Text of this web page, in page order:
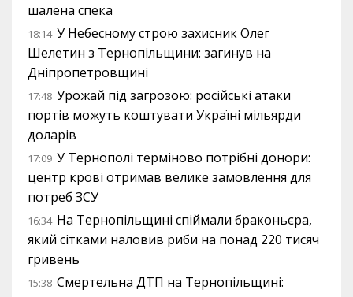
шалена спека
18:14 У Небесному строю захисник Олег
Шелетин з Тернопільщини: загинув на
Дніпропетровщині
17:48 Урожай під загрозою: російські атаки
портів можуть коштувати Україні мільярди
доларів
17:09 У Тернополі терміново потрібні донори:
центр крові отримав велике замовлення для
потреб ЗСУ
16:34 На Тернопільщині спіймали браконьєра,
який сітками наловив риби на понад 220 тисяч
гривень
15:38 Смертельна ДТП на Тернопільщині: